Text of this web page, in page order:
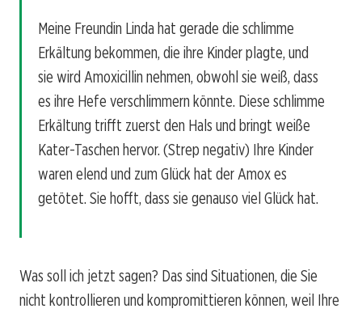
Meine Freundin Linda hat gerade die schlimme
Erkältung bekommen, die ihre Kinder plagte, und
sie wird Amoxicillin nehmen, obwohl sie weiß, dass
es ihre Hefe verschlimmern könnte. Diese schlimme
Erkältung trifft zuerst den Hals und bringt weiße
Kater-Taschen hervor. (Strep negativ) Ihre Kinder
waren elend und zum Glück hat der Amox es
getötet. Sie hofft, dass sie genauso viel Glück hat.
Was soll ich jetzt sagen? Das sind Situationen, die Sie
nicht kontrollieren und kompromittieren können, weil Ihre